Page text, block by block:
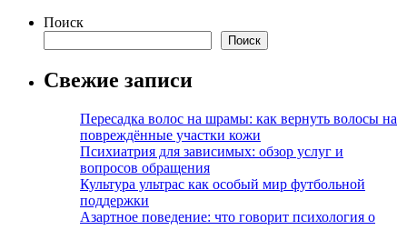
Поиск
Поиск
Свежие записи
Пересадка волос на шрамы: как вернуть волосы на
повреждённые участки кожи
Психиатрия для зависимых: обзор услуг и
вопросов обращения
Культура ультрас как особый мир футбольной
поддержки
Азартное поведение: что говорит психология о